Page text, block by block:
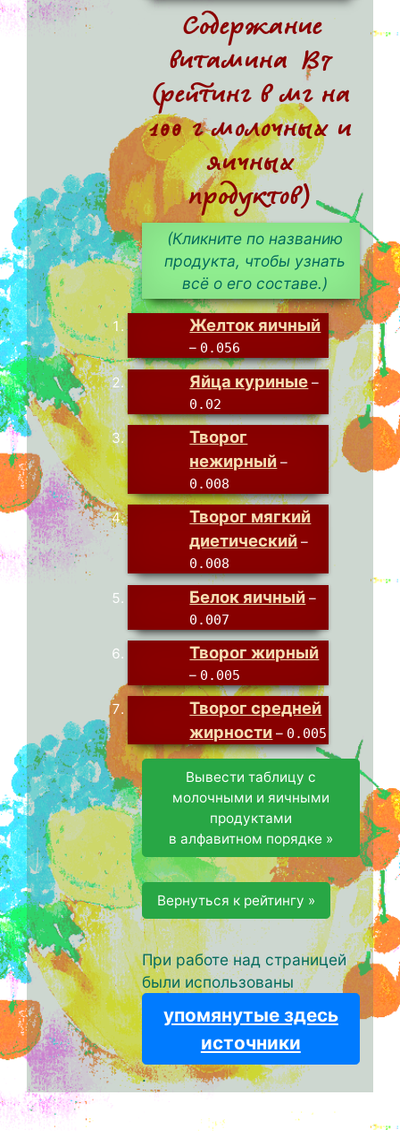
Содержание
витамина B7
(рейтинг в мг на
100 г молочных и
яичных
продуктов)
(Кликните по названию
продукта, чтобы узнать
всё о его составе.)
Желток яичный
– 0.056
Яйца куриные –
0.02
Творог
нежирный –
0.008
Творог мягкий
диетический –
0.008
Белок яичный –
0.007
Творог жирный
– 0.005
Творог средней
жирности – 0.005
Вывести таблицу с
молочными и яичными
продуктами
в алфавитном порядке »
Вернуться к рейтингу »
При работе над страницей
были использованы
упомянутые здесь
источники
.